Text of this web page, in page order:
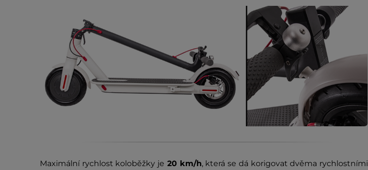
Maximální rychlost koloběžky je 20 km/h, která se dá korigovat dvěma rychlostními